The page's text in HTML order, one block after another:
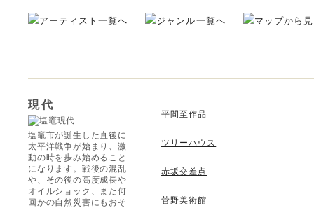
現代
塩竈市が誕生した直後に
太平洋戦争が始まり、激
動の時を歩み始めること
になります。戦後の混乱
や、その後の高度成長や
オイルショック、また何
回かの自然災害にもおそ
平間至作品
ツリーハウス
赤坂交差点
菅野美術館